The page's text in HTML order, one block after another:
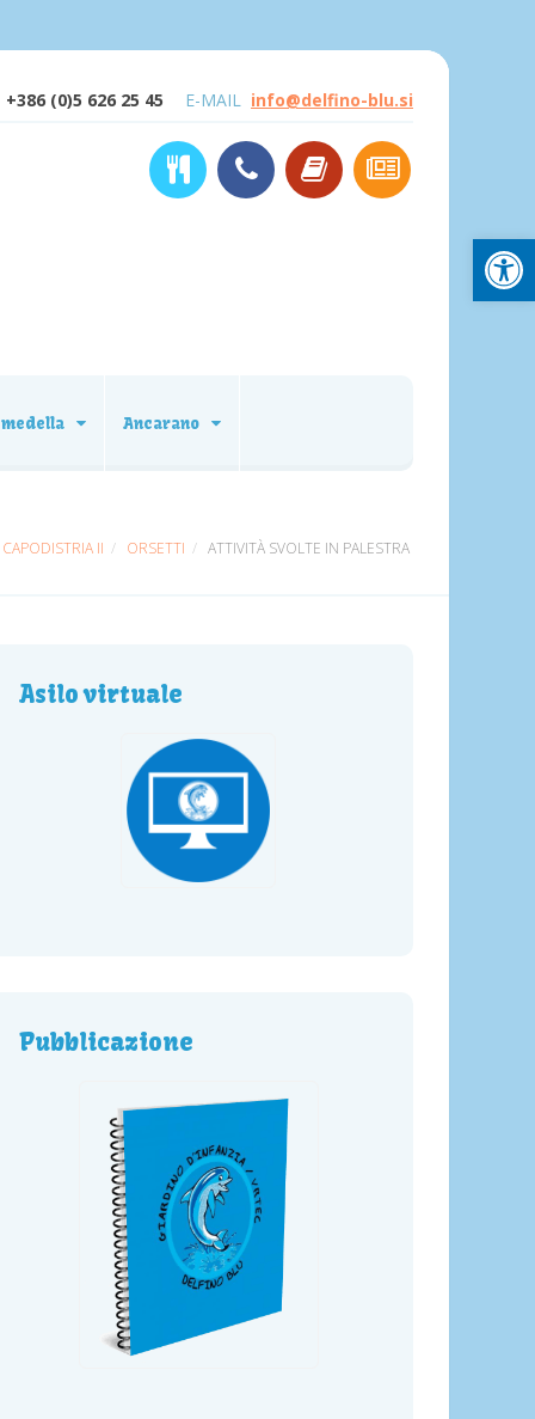
+386 (0)5 626 25 45 E-MAIL info@delfino-blu.si
Ancarano
CAPODISTRIA II ORSETTI ATTIVITÀ SVOLTE IN PALESTRA
Asilo virtuale
Pubblicazione